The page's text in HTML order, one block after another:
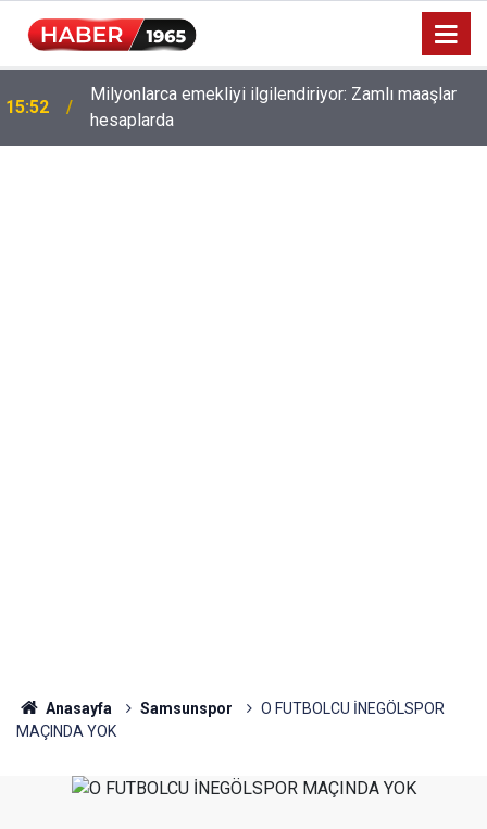
15:52
Milyonlarca emekliyi ilgilendiriyor: Zamlı maaşlar
hesaplarda
Anasayfa Samsunspor
O FUTBOLCU İNEGÖLSPOR
MAÇINDA YOK